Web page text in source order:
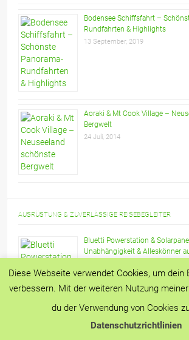
Bodensee Schiffsfahrt –
Rundfahrten & Highlights
13 September, 2019
Aoraki & Mt Cook Village –
Bergwelt
24 Juli, 2014
AUSRÜSTUNG & ZUVERLÄSSIGE REISEBEGLEITER
Bluetti Powerstation &
Unabhängigkeit & Alleskönner
Diese Webseite verwendet Cookies, um dein
verbessern. Mit der weiteren Nutzung
du der Verwendung von Cookies
Datenschutzrichtlinien